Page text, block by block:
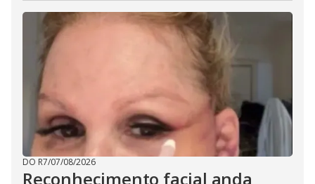
DO R7/07/08/2026
Reconhecimento facial anda